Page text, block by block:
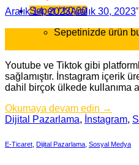
Sepet /₺0,00
Sepetinizde ürün
Aralık 14, 2023Aralık 30, 2023
Youtube ve Tiktok gibi
sağlamıştır. İnstagram içerik
dahil birçok ülkede kullanıma
Okumaya devam edin →
Dijital Pazarlama, İnstagram,
E-Ticaret Dijital Pazarlama Sosyal Medya